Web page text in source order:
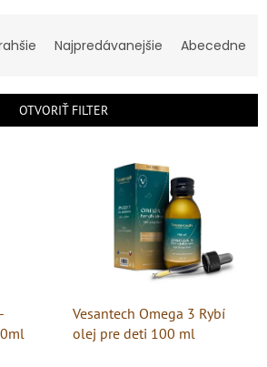
Najpredávanejšie Abecedne
OTVORIŤ FILTER
Vesantech Omega 3 Rybí
olej pre deti 100 ml